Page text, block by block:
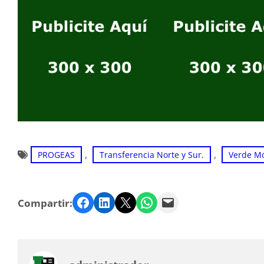
PROGEAS , Transferencia Norte y Sur. , Verde
Compartir: Facebook LinkedIn Twitter WhatsApp Email